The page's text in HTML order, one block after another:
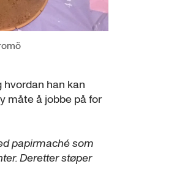
han kan
måte å jobbe på for
papirmaché som
Deretter støper